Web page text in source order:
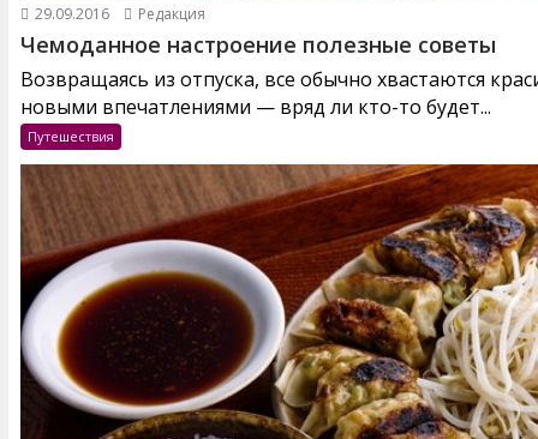
29.09.2016 Редакция
Чемоданное настроение полезные советы
Возвращаясь из отпуска, все обычно хвастаются
новыми впечатлениями — вряд ли кто-то будет...
Путешествия